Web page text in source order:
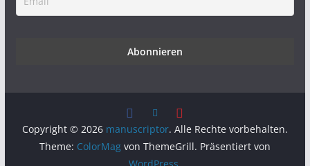
Copyright © 2026 manuscriptor. Alle Rechte vorbehalten.
Theme: ColorMagvon ThemeGrill. Präsentiert von